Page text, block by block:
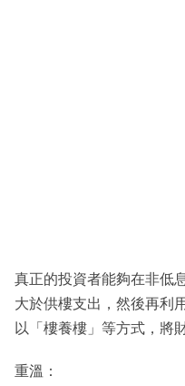
真正的投資者能夠在非低
大於供樓支出，然後再利
以「樓養樓」等方式，將
重溫：